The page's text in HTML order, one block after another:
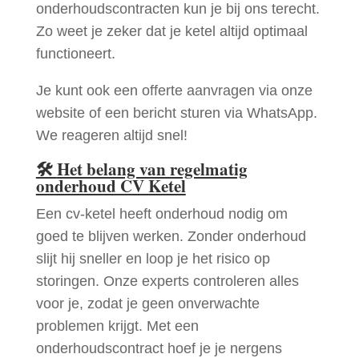
onderhoudscontracten kun je bij ons terecht.
Zo weet je zeker dat je ketel altijd optimaal
functioneert.
Je kunt ook een offerte aanvragen via onze
website of een bericht sturen via WhatsApp.
We reageren altijd snel!
🛠Het belang van regelmatig
onderhoud CV Ketel
Een cv-ketel heeft onderhoud nodig om
goed te blijven werken. Zonder onderhoud
slijt hij sneller en loop je het risico op
storingen. Onze experts controleren alles
voor je, zodat je geen onverwachte
problemen krijgt. Met een
onderhoudscontract hoef je je nergens